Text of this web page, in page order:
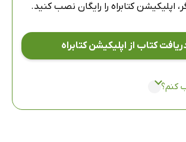
اپلیکیشن کتابراه را رایگان نصب کنید.
کتاب از اپلیکیشن کتابراه
کنم؟